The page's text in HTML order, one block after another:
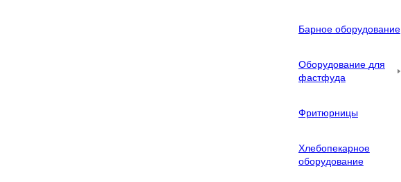
Барное оборудование
Оборудование для
фастфуда
Фритюрницы
Хлебопекарное
оборудование